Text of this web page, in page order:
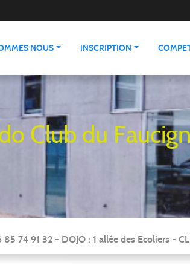
NOUS INSCRIPTION
Club du
74 91 32 - DOJO : 1 allée des Ecoliers -